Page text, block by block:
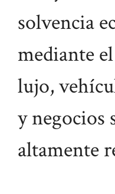
solvencia
mediante
lujo,
y negocios
altamente